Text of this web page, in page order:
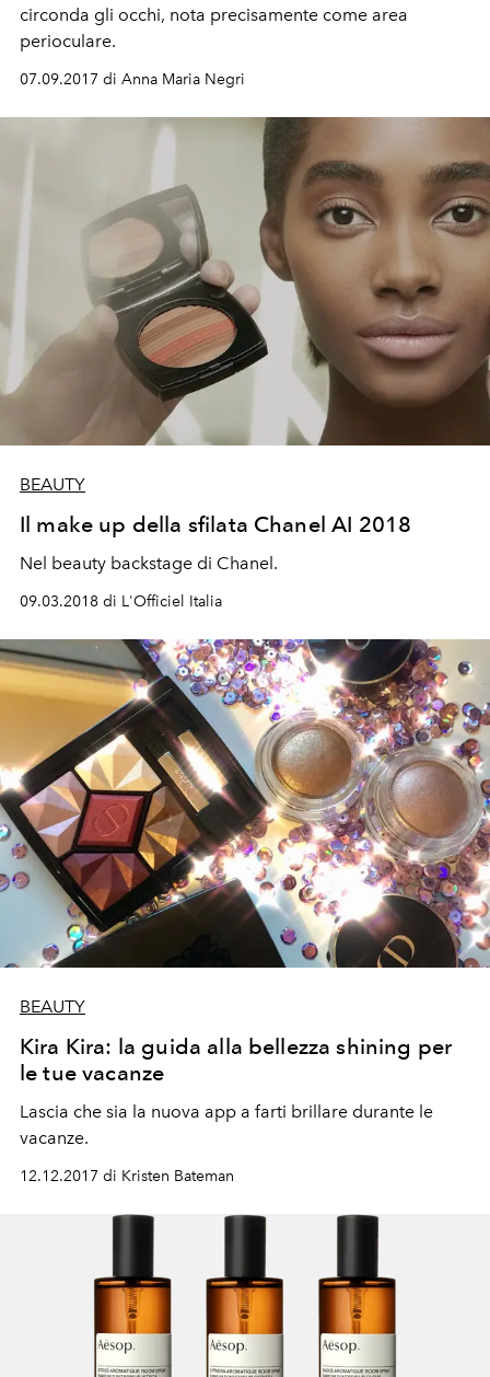
circonda gli occhi, nota precisamente come area
perioculare.
07.09.2017 di Anna Maria Negri
BEAUTY
Il make up della sfilata Chanel AI 2018
Nel beauty backstage di Chanel.
09.03.2018 di L'Officiel Italia
BEAUTY
Kira Kira: la guida alla bellezza shining per
le tue vacanze
Lascia che sia la nuova app a farti brillare durante le
vacanze.
12.12.2017 di Kristen Bateman